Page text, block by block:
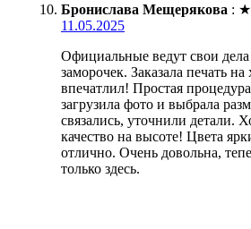
Бронислава Мещерякова : ★
11.05.2025
Официальные ведут свои
заморочек. Заказала печать на
впечатлил! Простая
загрузила фото и выбрала
связались, уточнили детали.
качество на высоте! Цвета
отлично. Очень довольна,
только здесь.